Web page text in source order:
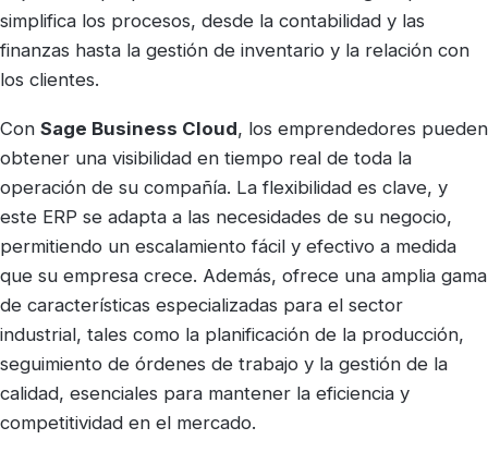
simplifica los procesos, desde la contabilidad y las
finanzas hasta la gestión de inventario y la relación con
los clientes.
Con Sage Business Cloud, los emprendedores pueden
obtener una visibilidad en tiempo real de toda la
operación de su compañía. La flexibilidad es clave, y
este ERP se adapta a las necesidades de su negocio,
permitiendo un escalamiento fácil y efectivo a medida
que su empresa crece. Además, ofrece una amplia gama
de características especializadas para el sector
industrial, tales como la planificación de la producción,
seguimiento de órdenes de trabajo y la gestión de la
calidad, esenciales para mantener la eficiencia y
competitividad en el mercado.